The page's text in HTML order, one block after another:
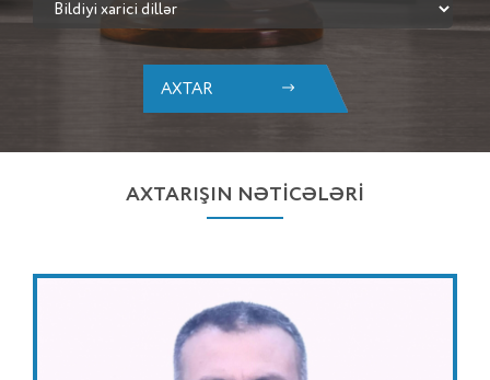
AXTAR
AXTARIŞIN NƏTİCƏLƏRİ